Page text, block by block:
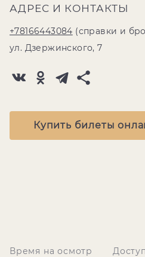
АДРЕС И КОНТАКТЫ
+78166443084 (справки и
ул. Дзержинского, 7
Купить билеты
Время на осмотр